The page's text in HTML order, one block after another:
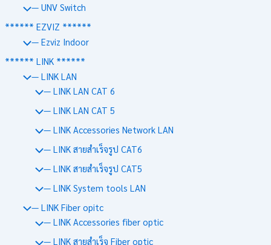
— UNV Switch
****** EZVIZ ******
— Ezviz Indoor
****** LINK ******
— LINK LAN
— LINK LAN CAT 6
— LINK LAN CAT 5
— LINK Accessories Network LAN
— LINK สายสำเร็จรูป CAT6
— LINK สายสำเร็จรูป CAT5
— LINK System tools LAN
— LINK Fiber opitc
— LINK Accessories fiber optic
— LINK สายสำเร็จ Fiber optic